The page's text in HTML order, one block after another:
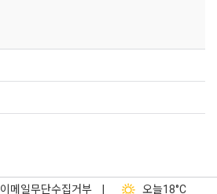
이메일무단수집거부 오늘18°C